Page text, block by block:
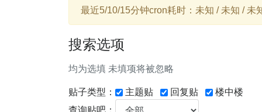
最近5/10/15分钟cron耗时：未知 / 未知 / 未
搜索选项
均为选填 未填项将被忽略
贴子类型： 主题贴 回复贴
楼中楼
查询贴吧：